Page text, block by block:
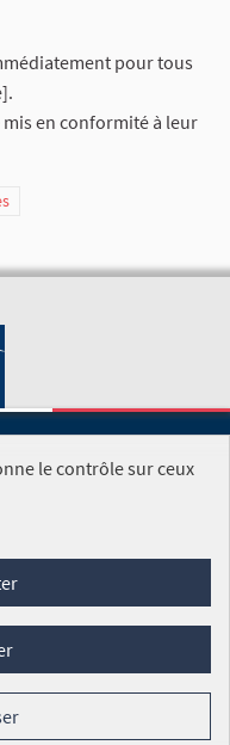
pour tous
en conformité à leur
Cookies
le contrôle sur ceux